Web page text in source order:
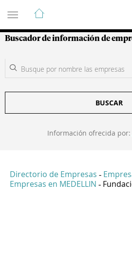
Guía de Empresas
Buscador de información de
BUSCAR
Información ofrecida por:
Directorio de Empresas -
Empresas en MEDELLIN -